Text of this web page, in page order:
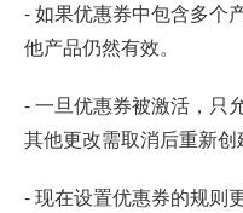
- 如果优惠券中包含多个
他产品仍然有效。
- 一旦优惠券被激活，只
其他更改需取消后重新创
- 现在设置优惠券的规则